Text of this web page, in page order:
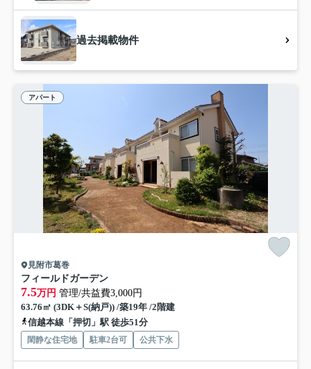
過去掲載物件
アパート
見附市葛巻
フィールドガーデン
7.5万円 管理/共益費3,000円
63.76㎡ (3DK＋S(納戸)) /築19年 /2階建
信越本線「押切」駅 徒歩51分
閑静な住宅地 駐車2台可 公共下水